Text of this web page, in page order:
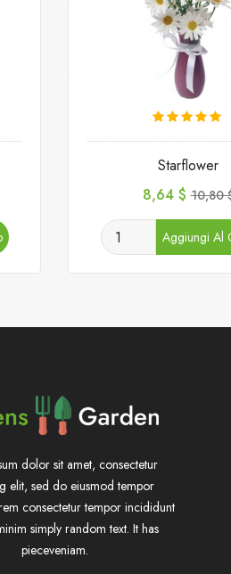
Starflower
Prezzo
8,64 $ 10,80
Aggiungi Al
dolor sit amet, consectetur
elit, sed do eiusmod tempor
consectetur tempor incididunt
simply random text. It has
pieceveniam.